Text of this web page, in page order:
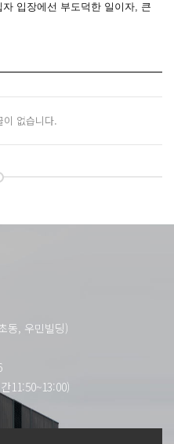
입장에선 부도덕한 일이자, 큰
없습니다.
동, 우민빌딩)
11:50~13:00)